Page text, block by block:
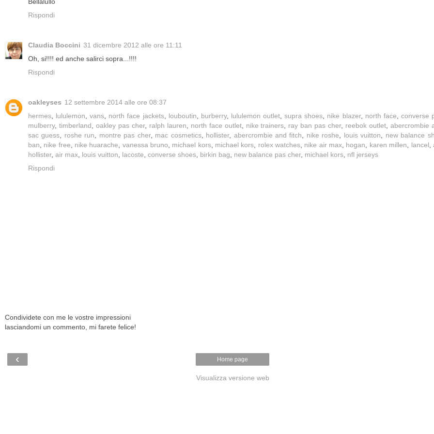
Rispondi
Claudia Boccini 31 dicembre 2012 alle ore 11:11
Oh, si!!!! ed anche salirci sopra...!!!!
Rispondi
oakleyses 12 settembre 2014 alle ore 08:37
hermes
lululemon ,vans north face jackets, louboutin burberry, lululemon outlet ,supra shoes nike blazer, north face
converse
mulberry, timberland oakley pas cher, ralph lauren north face outlet, nike trainers ray ban pas cher, reebok outlet ,abercrombie
sac guess
roshe run montre pas cher, mac cosmetics, hollister, abercrombie and fitch nike roshe louis vuitton
new balance
ban
nike free nike huarache vanessa bruno michael kors, michael kors rolex watches nike air max hogan karen millen lancel
hollister, air max louis vuitton lacoste converse shoes birkin bag new balance pas cher, michael kors nfl jerseys
Rispondi
Condividete con me le vostre impressioni
lasciandomi un commento, mi farete felice!
‹ Home page
Visualizza versione web